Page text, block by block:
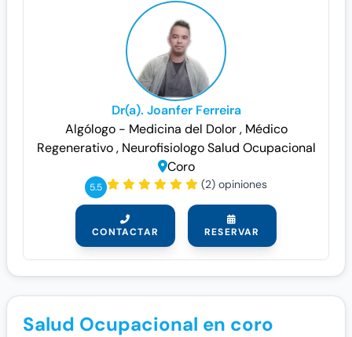
Dr(a). Joanfer Ferreira
Algólogo - Medicina del Dolor, Médico
Regenerativo, NeurofisiologoSalud Ocupacional
Coro
5.5 (2) opiniones
CONTACTAR RESERVAR
Salud Ocupacional en coro